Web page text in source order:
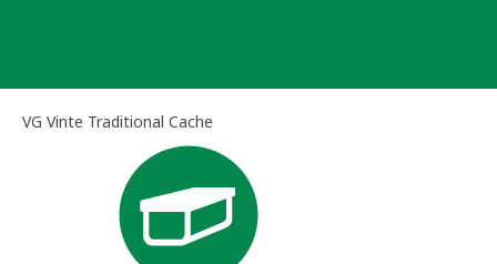
VG Vinte Traditional Cache